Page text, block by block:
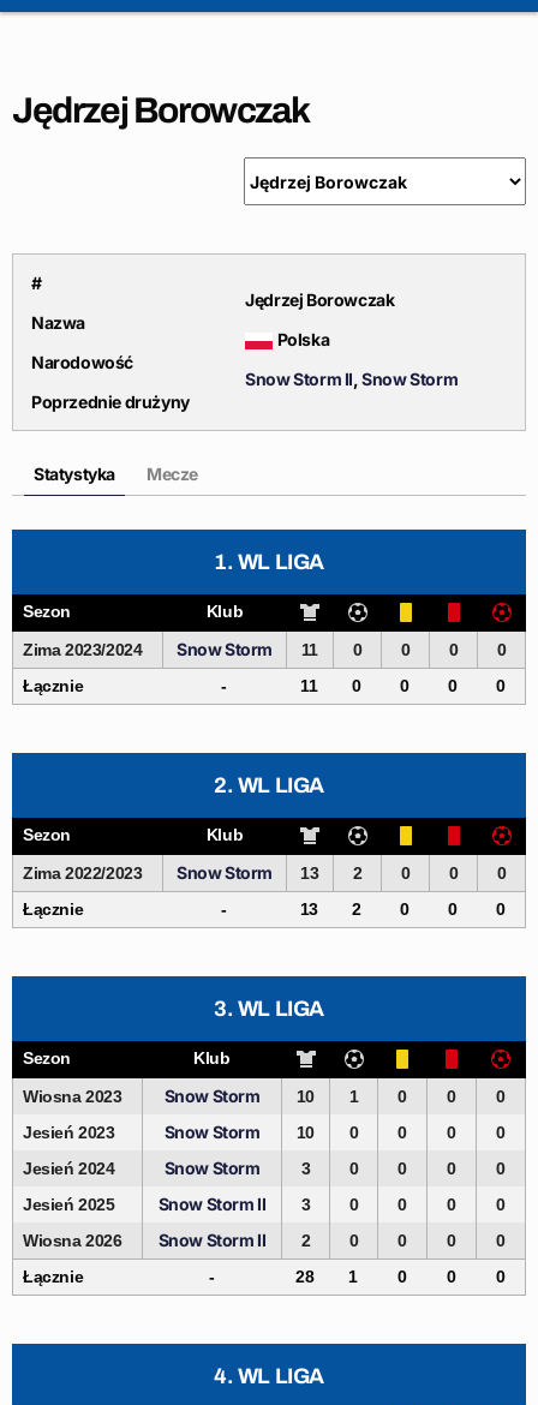
Jędrzej Borowczak
#
Nazwa
Jędrzej Borowczak
Narodowość
Polska
Poprzednie drużyny
Snow Storm II,Snow Storm
Statystyka Mecze
1. WL LIGA
Sezon
Klub
Zima 2023/2024
Snow Storm 11 0 0 0
0
Łącznie
- 11 0 0 0 0
2. WL LIGA
Sezon
Klub
Zima 2022/2023
Snow Storm 13 2 0 0
0
Łącznie
- 13 2 0 0 0
3. WL LIGA
Sezon
Klub
Wiosna 2023
Snow Storm 10 1 0 0
0
Jesień 2023
Snow Storm 10 0 0 0
0
Jesień 2024
Snow Storm 3 0 0 0
0
Jesień 2025
Snow Storm II 3 0 0 0
0
Wiosna 2026
Snow Storm II 2 0 0 0
0
Łącznie
- 28 1 0 0 0
4. WL LIGA